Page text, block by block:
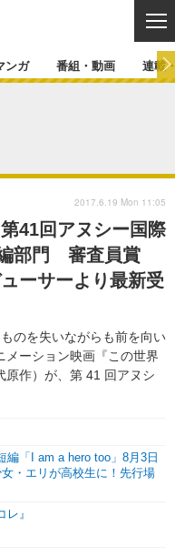
マンガ
イベント
コスプレ
カバー
連載一覧
ラジオ
コラム
ンガ 番組・動画 連載
41回アヌシー国際
部門 審査員賞
ーサーより最新受
のを失いながらも前を向い
メーション映画『この世界
原作）が、第 41 回アヌシ
編「I am a hero too」8月3日
・エリが高校生に！先行場
レ』
2017.6.19 Mon 11:05